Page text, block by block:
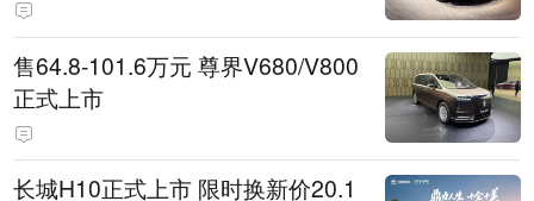
售64.8-101.6万元 尊界V680/V800
正式上市
长城H10正式上市 限时换新价20.1